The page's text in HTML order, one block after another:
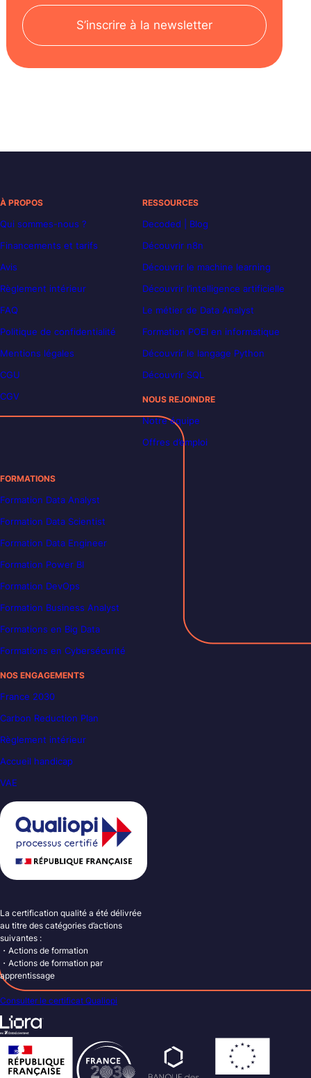
S’inscrire à la newsletter
À PROPOS
Qui sommes-nous ?
Financements et tarifs
Avis
Règlement intérieur
FAQ
Politique de confidentialité
Mentions légales
CGU
CGV
RESSOURCES
Decoded | Blog
Découvrir n8n
Découvrir le machine learning
Découvrir l’intelligence artificielle
Le métier de Data Analyst
Formation POEI en informatique
Découvrir le langage Python
Découvrir SQL
NOUS REJOINDRE
Notre équipe
Offres d’emploi
FORMATIONS
Formation Data Analyst
Formation Data Scientist
Formation Data Engineer
Formation Power BI
Formation DevOps
Formation Business Analyst
Formations en Big Data
Formations en Cybersécurité
NOS ENGAGEMENTS
France 2030
Carbon Reduction Plan
Règlement intérieur
Accueil handicap
VAE
La certification qualité a été délivrée
au titre des catégories d’actions
suivantes :
・Actions de formation
・Actions de formation par
apprentissage
Consulter le certificat Qualiopi